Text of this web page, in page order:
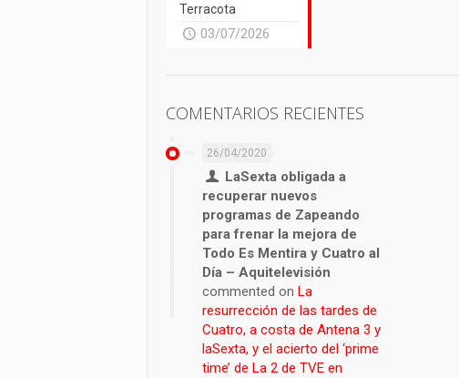
Terracota
03/07/2026
COMENTARIOS RECIENTES
26/04/2020
LaSexta obligada a
recuperar nuevos
programas de Zapeando
para frenar la mejora de
Todo Es Mentira y Cuatro al
Día – Aquitelevisión
commented onLa
resurrección de las tardes de
Cuatro, a costa de Antena 3 y
laSexta, y el acierto del ‘prime
time’ de La 2 de TVE en